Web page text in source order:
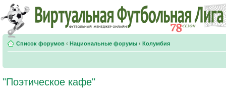
Список форумов ‹ Национальные форумы ‹ Колумбия
"Поэтическое кафе"